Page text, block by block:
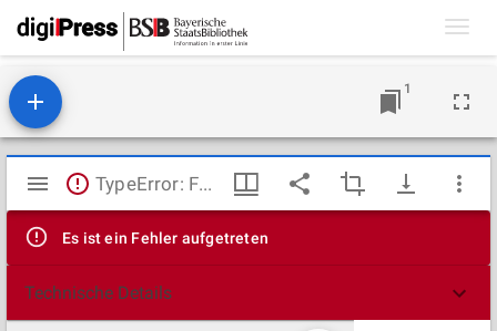
1
Mirador
Viewer
TypeError: Failed to fetch
Es ist ein Fehler aufgetreten
Technische Details